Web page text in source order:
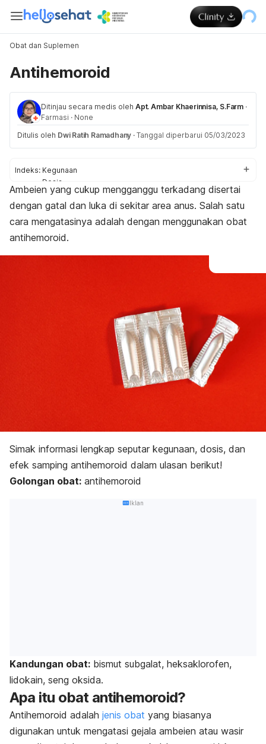
Obat dan Suplemen
Antihemoroid
Ditinjau secara medis oleh Apt. Ambar Khaerinnisa, S.Farm ·
Farmasi · None
Ditulis oleh Dwi Ratih Ramadhany · Tanggal diperbarui 05/03/2023
Indeks: Kegunaan
Dosis
Aturan pakai
Efek samping
Perhatian dan peringatan
Efek pada ibu hamil dan menyusui
Interaksi obat
Ambeien yang cukup mengganggu terkadang disertai
dengan gatal dan luka di sekitar area anus. Salah satu
cara mengatasinya adalah dengan menggunakan obat
antihemoroid.
Simak informasi lengkap seputar kegunaan, dosis, dan
efek samping antihemoroid dalam ulasan berikut!
Golongan obat: antihemoroid
Iklan
Kandungan obat: bismut subgalat, heksaklorofen,
lidokain, seng oksida.
Apa itu obat antihemoroid?
Antihemoroid adalah jenis obat yang biasanya
digunakan untuk mengatasi gejala ambeien atau wasir